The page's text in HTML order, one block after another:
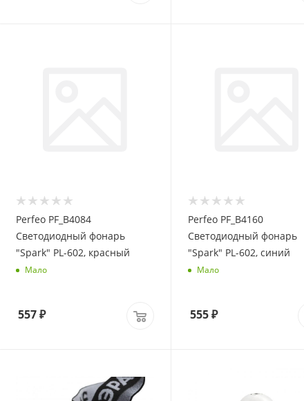
Perfeo PF_B4084
Светодиодный фонарь
"Spark" PL-602, красный
Мало
557₽
Perfeo PF_B4160
Светодиодный фонарь
"Spark" PL-602, синий
Мало
555₽